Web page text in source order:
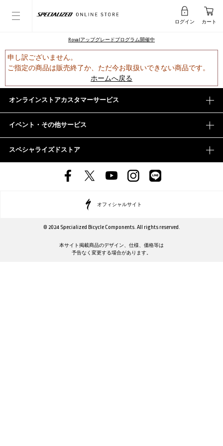
ログイン カート
Rovalアップグレードプログラム開催中
申し訳ございません。
ご指定の商品は販売終了か、ただ今お取扱いできない商品です。
ホームへ戻る
オンラインストアカスタマーサービス
イベント・その他サービス
スペシャライズドストア
オフィシャルサイト
© 2024 Specialized Bicycle Components. All rights reserved.
本サイト掲載商品のデザイン、仕様、価格等は
予告なく変更する場合があります。